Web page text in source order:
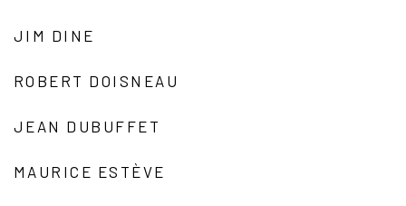
JIM DINE
ROBERT DOISNEAU
JEAN DUBUFFET
MAURICE ESTÈVE